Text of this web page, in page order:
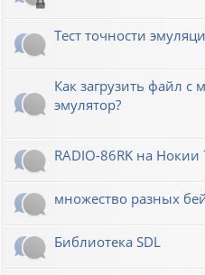
Тест точности
Как загрузить файл с
эмулятор?
RADIO-86RK на Нокии
множество разных
Библиотека SDL